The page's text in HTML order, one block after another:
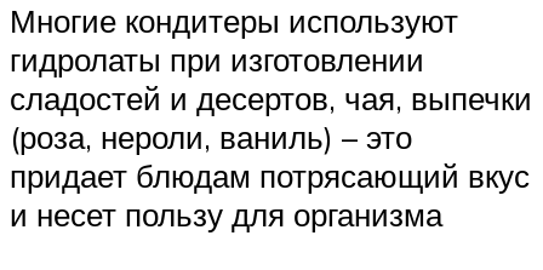
Многие кондитеры используют
гидролаты при изготовлении
сладостей и десертов, чая, выпечки
(роза, нероли, ваниль) – это
придает блюдам потрясающий вкус
и несет пользу для организма